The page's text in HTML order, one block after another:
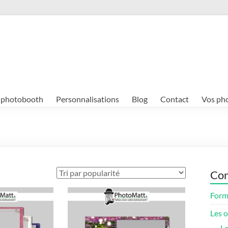
Personnalisations Blog Contact Vos
Les